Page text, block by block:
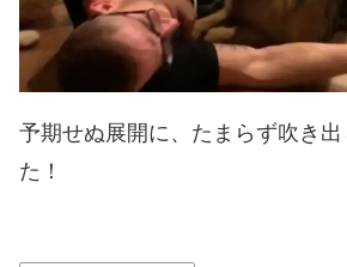
予期せぬ展開に、たまらず吹き
た！